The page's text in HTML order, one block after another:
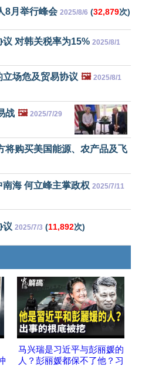
8月举行峰会 2025/8/6 (32,879次)
对韩关税率为15% 2025/8/1
立场危及贸易协议 🖼️ 2025/8/1
战 🖼️ 2025/7/29
将购买美国能源、农产品及飞
海 何立峰主掌政权 2025/7/11
议 2025/7/3 (11,892次)
马兴瑞是习近平与彭丽媛的
人？彭丽媛都保不了他？习